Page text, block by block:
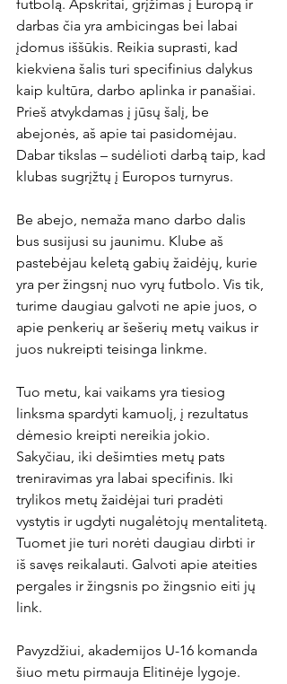
futbolą. Apskritai, grįžimas į Europą ir
darbas čia yra ambicingas bei labai
įdomus iššūkis. Reikia suprasti, kad
kiekviena šalis turi specifinius dalykus
kaip kultūra, darbo aplinka ir panašiai.
Prieš atvykdamas į jūsų šalį, be
abejonės, aš apie tai pasidomėjau.
Dabar tikslas – sudėlioti darbą taip, kad
klubas sugrįžtų į Europos turnyrus.
Be abejo, nemaža mano darbo dalis
bus susijusi su jaunimu. Klube aš
pastebėjau keletą gabių žaidėjų, kurie
yra per žingsnį nuo vyrų futbolo. Vis tik,
turime daugiau galvoti ne apie juos, o
apie penkerių ar šešerių metų vaikus ir
juos nukreipti teisinga linkme.
Tuo metu, kai vaikams yra tiesiog
linksma spardyti kamuolį, į rezultatus
dėmesio kreipti nereikia jokio.
Sakyčiau, iki dešimties metų pats
treniravimas yra labai specifinis. Iki
trylikos metų žaidėjai turi pradėti
vystytis ir ugdyti nugalėtojų mentalitetą.
Tuomet jie turi norėti daugiau dirbti ir
iš savęs reikalauti. Galvoti apie ateities
pergales ir žingsnis po žingsnio eiti jų
link.
Pavyzdžiui, akademijos U-16 komanda
šiuo metu pirmauja Elitinėje lygoje.